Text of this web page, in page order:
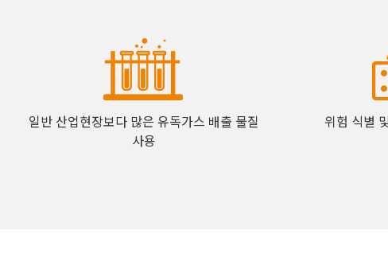
일반 산업현장보다 많은 유독가스 배출 물질
사용
위험 식별